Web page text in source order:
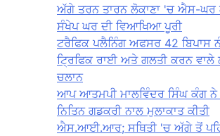
ਅੱਗੇ ਤਰਨ ਤਾਰਨ ਲੋਕਾਣਾ 'ਚ ਐਸ-ਘਰ
ਸੰਖੇਪ ਘਰ ਦੀ ਵਿਆਖਿਆ ਪੂਰੀ
ਟਰੈਫਿਕ ਪਲੈਨਿੰਗ ਅਫਸਰ 42 ਬਿਪਾਸ
ਟ੍ਰਿਫਿਕ ਰਾਈ ਅਤੇ ਗਲਤੀ ਕਰਨ
ਚਲਾਨ
ਆਪ ਆਤਮਪੀ ਮਾਲਵਿੰਦਰ ਸਿੰਘ ਕੰਗ ਨੇ
ਨਿਤਿਨ ਗਡਕਰੀ ਨਾਲ ਮੁਲਾਕਾਤ ਕੀਤੀ
ਐਸ.ਆਈ.ਆਰ; ਸਥਿਤੀ 'ਚ ਅੱਗੇ ਤੋਂ